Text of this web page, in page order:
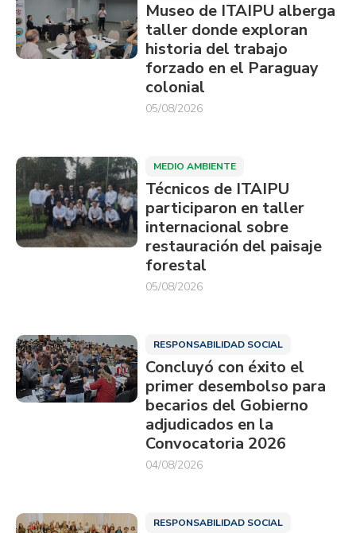
Museo de ITAIPU alberga
taller donde exploran
historia del trabajo
forzado en el Paraguay
colonial
05/08/2026
MEDIO AMBIENTE
Técnicos de ITAIPU
participaron en taller
internacional sobre
restauración del paisaje
forestal
05/08/2026
RESPONSABILIDAD SOCIAL
Concluyó con éxito el
primer desembolso para
becarios del Gobierno
adjudicados en la
Convocatoria 2026
04/08/2026
RESPONSABILIDAD SOCIAL